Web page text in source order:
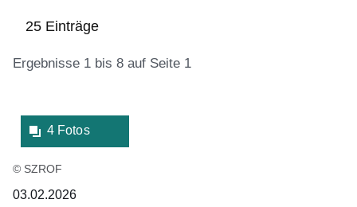
25 Einträge
Ergebnisse 1 bis 8 auf Seite 1
:25
Ergebnisse:Ergebnisse
bis
8
Bildergalerie:4
Fotos:Öffnet
Lightbox:
4 Fotos
© SZROF
03.02.2026